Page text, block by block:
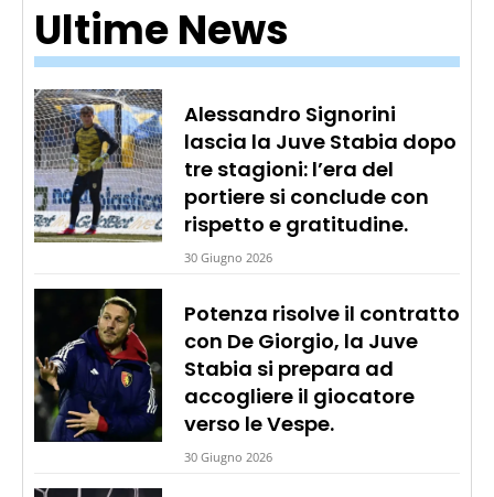
Ultime News
Alessandro Signorini
lascia la Juve Stabia dopo
tre stagioni: l’era del
portiere si conclude con
rispetto e gratitudine.
30 Giugno 2026
Potenza risolve il contratto
con De Giorgio, la Juve
Stabia si prepara ad
accogliere il giocatore
verso le Vespe.
30 Giugno 2026